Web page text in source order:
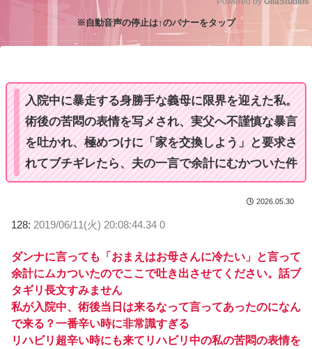
※自動音声の停止は↑のバナーをタップ
入院中に暴走する身勝手な義母に限界を迎えた私。
術後の苦悶の表情を写メされ、実父へ不謹慎な暴言
を吐かれ、極めつけに「家を交換しよう」と要求さ
れてブチギレたら、夫の一言で余計にむかついた件
2026.05.30
128: 2019/06/11(火) 20:08:44.34 0
ダンナに言っても「おまえはお母さんに冷たい」と言って
余計にムカついたのでここで吐き出させてください。話ブ
タギリ長文すみません
私が入院中、術後当日は来るなって言ってあったのになん
で来る？一番辛い時に非常識すぎる
リハビリ超辛い時にも来てリハビリ中の私の苦悶の表情を